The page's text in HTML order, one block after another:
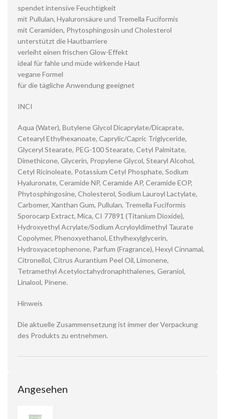
spendet intensive Feuchtigkeit
mit Pullulan, Hyaluronsäure und Tremella Fuciformis
mit Ceramiden, Phytosphingosin und Cholesterol
unterstützt die Hautbarriere
verleiht einen frischen Glow-Effekt
ideal für fahle und müde wirkende Haut
vegane Formel
für die tägliche Anwendung geeignet
INCI
Aqua (Water), Butylene Glycol Dicaprylate/Dicaprate,
Cetearyl Ethylhexanoate, Caprylic/Capric Triglyceride,
Glyceryl Stearate, PEG-100 Stearate, Cetyl Palmitate,
Dimethicone, Glycerin, Propylene Glycol, Stearyl Alcohol,
Cetyl Ricinoleate, Potassium Cetyl Phosphate, Sodium
Hyaluronate, Ceramide NP, Ceramide AP, Ceramide EOP,
Phytosphingosine, Cholesterol, Sodium Lauroyl Lactylate,
Carbomer, Xanthan Gum, Pullulan, Tremella Fuciformis
Sporocarp Extract, Mica, CI 77891 (Titanium Dioxide),
Hydroxyethyl Acrylate/Sodium Acryloyldimethyl Taurate
Copolymer, Phenoxyethanol, Ethylhexylglycerin,
Hydroxyacetophenone, Parfum (Fragrance), Hexyl Cinnamal,
Citronellol, Citrus Aurantium Peel Oil, Limonene,
Tetramethyl Acetyloctahydronaphthalenes, Geraniol,
Linalool, Pinene.
Hinweis
Die aktuelle Zusammensetzung ist immer der Verpackung
des Produkts zu entnehmen.
Angesehen